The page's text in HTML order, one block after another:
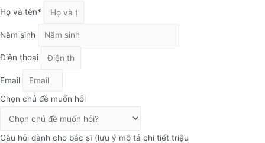
Họ và tên*
Năm sinh
Điện thoại
Email
Chọn chủ đề muốn hỏi
Câu hỏi dành cho bác sĩ (lưu ý mô tả chi tiết triệu